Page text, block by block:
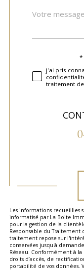
Fieldset
Message
*
*
j'ai pris
traitement
Les informations recueillies
informatisé par La Boite
pour la gestion de la
Responsable du Traitement
traitement repose sur
conservées jusqu'à
Réseau. Conformément à
droits d’accès, de
portabilité de vos données.